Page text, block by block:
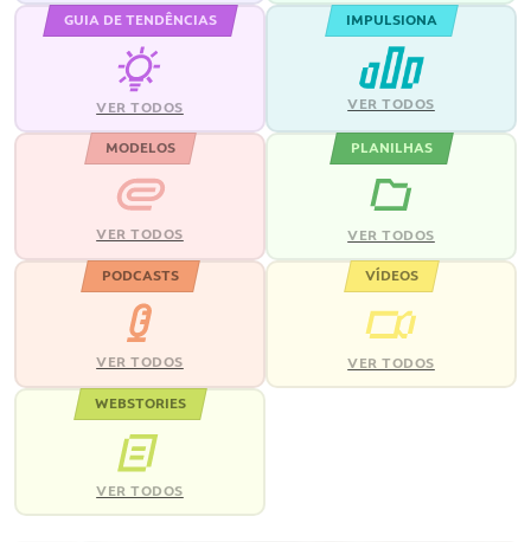
GUIA DE TENDÊNCIAS
VER TODOS
IMPULSIONA
VER TODOS
MODELOS
VER TODOS
PLANILHAS
VER TODOS
PODCASTS
VER TODOS
VÍDEOS
VER TODOS
WEBSTORIES
VER TODOS